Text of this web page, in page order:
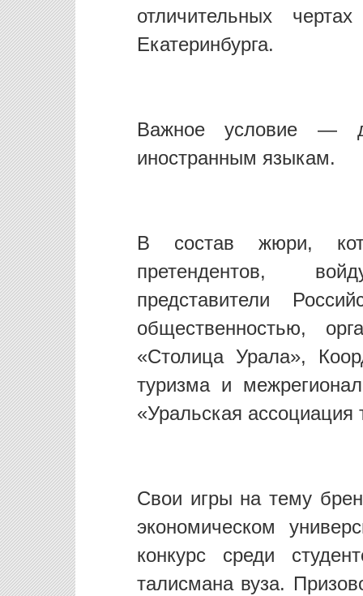
отличительных
Екатеринбурга.
Важное условие —
иностранным языкам.
В состав жюри,
претендентов,
представители
общественностью,
«Столица Урала»,
туризма и
«Уральская ассоциация
Свои игры на тему
экономическом
конкурс среди
талисмана вуза.